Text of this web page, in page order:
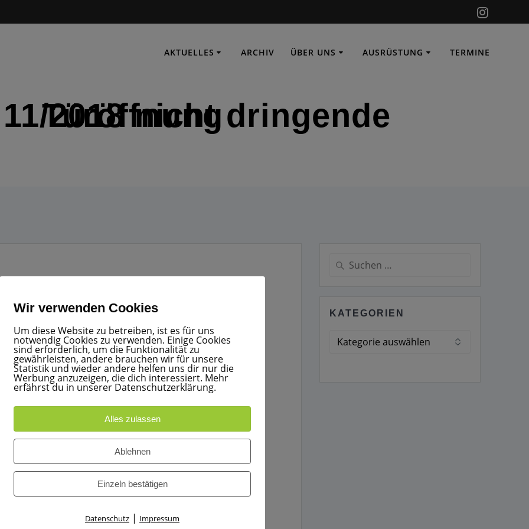
AKTUELLES ARCHIV ÜBER UNS AUSRÜSTUNG TERMINE
Einsatz 11/2018 nicht dringende Türöffnung
nicht dringende
0
Suche
KATEGORIEN
Kategorien
Wir verwenden Cookies
Um diese Website zu betreiben, ist es für uns
notwendig Cookies zu verwenden. Einige Cookies
sind erforderlich, um die Funktionalität zu
gewährleisten, andere brauchen wir für unsere
Statistik und wieder andere helfen uns dir nur die
Werbung anzuzeigen, die dich interessiert. Mehr
erfährst du in unserer Datenschutzerklärung.
Alles zulassen
Ablehnen
Einzeln bestätigen
Datenschutz | Impressum